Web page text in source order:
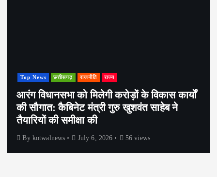
Top News छत्तीसगढ़ राजनीति राज्य
आरंग विधानसभा को मिलेगी करोड़ों के विकास कार्यों
की सौगात: कैबिनेट मंत्री गुरु खुशवंत साहेब ने
तैयारियों की समीक्षा की
By kotwalnews July 6, 2026 56 views